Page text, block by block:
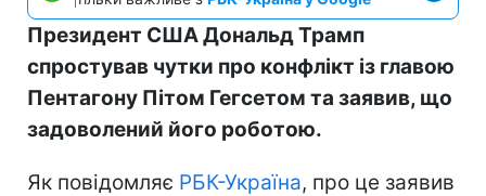
Президент США Дональд Трамп
спростував чутки про конфлікт із главою
Пентагону Пітом Гегсетом та заявив, що
задоволений його роботою.
Як повідомляє РБК-Україна, про це заявив